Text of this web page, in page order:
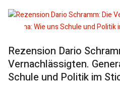
Rezension Dario
Vernachlässigten.
Schule und Politik im